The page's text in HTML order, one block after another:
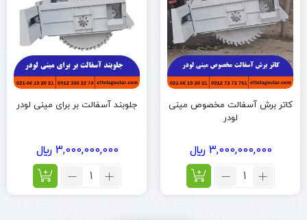
کاتر برش آسفالت مخصوص مینی
لودر
3,000,000,000 ﷼
تعداد:
جلوبند آسفالت بر برای مینی لودر
3,000,000,000 ﷼
تعداد: